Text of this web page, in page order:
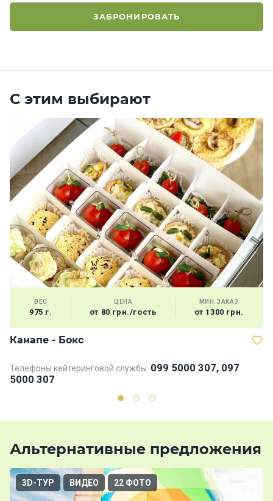
ЗАБРОНИРОВАТЬ
С этим выбирают
ВЕС
975 г.
ЦЕНА
от 80 грн./гость
МИН.ЗАКАЗ
от 1300 грн.
Канапе - Бокс
Телефоны кейтеринговой службы: 099 5000 307, 097
5000 307
Альтернативные предложения
3D-ТУР ВИДЕО 22 ФОТО